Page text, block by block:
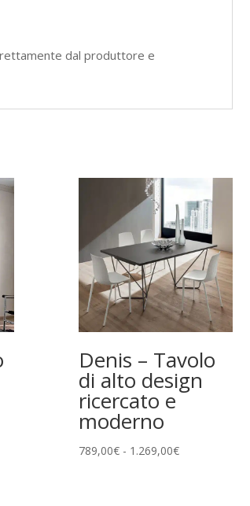
dal produttore e
Denis – Tavolo
di alto design
ricercato e
moderno
789,00€ - 1.269,00€Fascia